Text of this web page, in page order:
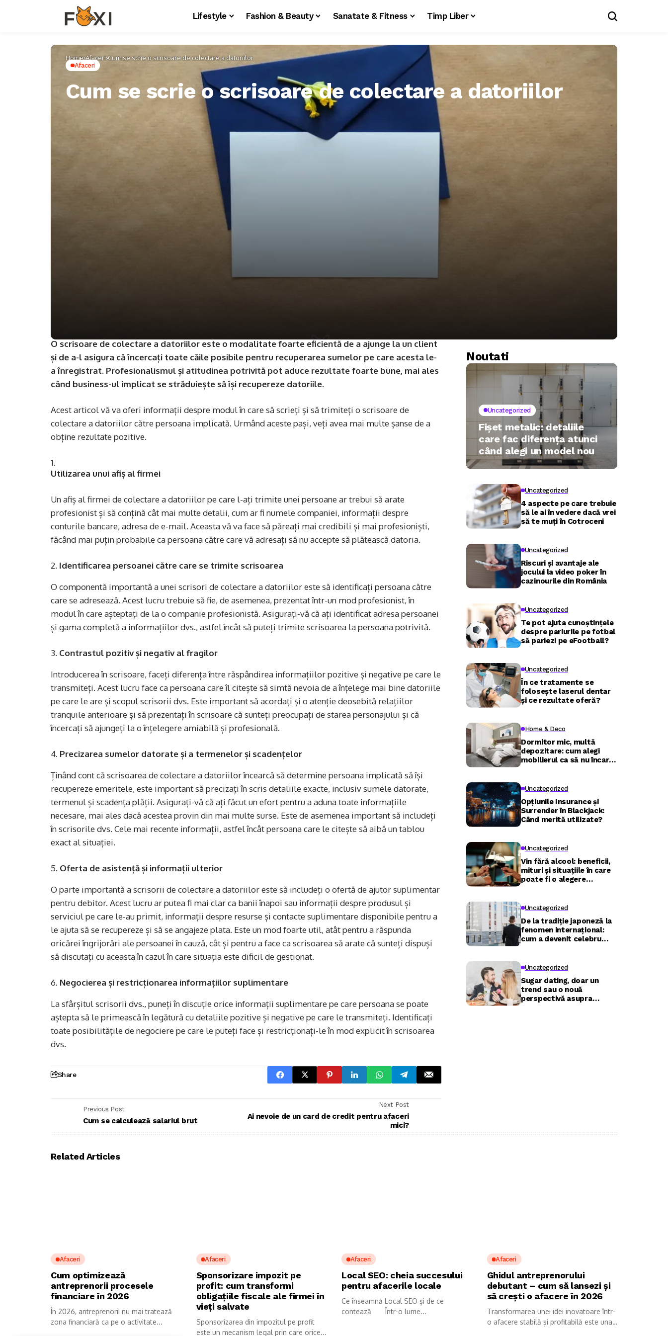
Lifestyle Fashion & Beauty Sanatate & Fitness Timp Liber
Home Afaceri Cum se scrie o scrisoare de colectare a datoriilor
Afaceri
Cum se scrie o scrisoare de colectare a datoriilor
O scrisoare de colectare a datoriilor este o modalitate foarte eficientă de a ajunge la un client
și de a-l asigura că încercați toate căile posibile pentru recuperarea sumelor pe care acesta le-
a înregistrat. Profesionalismul și atitudinea potrivită pot aduce rezultate foarte bune, mai ales
când business-ul implicat se străduiește să își recupereze datoriile.
Acest articol vă va oferi informații despre modul în care să scrieți și să trimiteți o scrisoare de
colectare a datoriilor către persoana implicată. Urmând aceste pași, veți avea mai multe șanse de a
obține rezultate pozitive.
Utilizarea unui afiș al firmei
Un afiș al firmei de colectare a datoriilor pe care l-ați trimite unei persoane ar trebui să arate
profesionist și să conțină cât mai multe detalii, cum ar fi numele companiei, informații despre
conturile bancare, adresa de e-mail. Aceasta vă va face să păreați mai credibili și mai profesioniști,
făcând mai puțin probabile ca persoana către care vă adresați să nu accepte să plătească datoria.
Identificarea persoanei către care se trimite scrisoarea
O componentă importantă a unei scrisori de colectare a datoriilor este să identificați persoana către
care se adresează. Acest lucru trebuie să fie, de asemenea, prezentat într-un mod profesionist, în
modul în care așteptați de la o companie profesionistă. Asigurați-vă că ați identificat adresa persoanei
și gama completă a informațiilor dvs., astfel încât să puteți trimite scrisoarea la persoana potrivită.
Contrastul pozitiv și negativ al fragilor
Introducerea în scrisoare, faceți diferența între răspândirea informațiilor pozitive și negative pe care le
transmiteți. Acest lucru face ca persoana care îl citește să simtă nevoia de a înțelege mai bine datoriile
pe care le are și scopul scrisorii dvs. Este important să acordați și o atenție deosebită relațiilor
tranquile anterioare și să prezentați în scrisoare că sunteți preocupați de starea personajului și că
încercați să ajungeți la o înțelegere amiabilă și profesională.
Precizarea sumelor datorate și a termenelor și scadențelor
Ținând cont că scrisoarea de colectare a datoriilor încearcă să determine persoana implicată să își
recupereze emeritele, este important să precizați în scris detaliile exacte, inclusiv sumele datorate,
termenul și scadența plății. Asigurați-vă că ați făcut un efort pentru a aduna toate informațiile
necesare, mai ales dacă acestea provin din mai multe surse. Este de asemenea important să includeți
în scrisorile dvs. Cele mai recente informații, astfel încât persoana care le citește să aibă un tablou
exact al situației.
Oferta de asistență și informații ulterior
O parte importantă a scrisorii de colectare a datoriilor este să includeți o ofertă de ajutor suplimentar
pentru debitor. Acest lucru ar putea fi mai clar ca banii înapoi sau informații despre produsul și
serviciul pe care le-au primit, informații despre resurse și contacte suplimentare disponibile pentru a
le ajuta să se recupereze și să se angajeze plata. Este un mod foarte util, atât pentru a răspunda
oricărei îngrijorări ale persoanei în cauză, cât și pentru a face ca scrisoarea să arate că sunteți dispuși
să discutați cu aceasta în cazul în care situația este dificil de gestionat.
Negocierea și restricționarea informațiilor suplimentare
La sfârșitul scrisorii dvs., puneți în discuție orice informații suplimentare pe care persoana se poate
aștepta să le primească în legătură cu detaliile pozitive și negative pe care le transmiteți. Identificați
toate posibilitățile de negociere pe care le puteți face și restricționați-le în mod explicit în scrisoarea
dvs.
Share
Previous Post
Cum se calculează salariul brut
Next Post
Ai nevoie de un card de credit pentru afaceri
mici?
Noutati
Uncategorized
Fișet metalic: detaliile
care fac diferența atunci
când alegi un model nou
Uncategorized
4 aspecte pe care trebuie
să le ai în vedere dacă vrei
să te muți în Cotroceni
Uncategorized
Riscuri și avantaje ale
jocului la video poker în
cazinourile din România
Uncategorized
Te pot ajuta cunoștințele
despre pariurile pe fotbal
să pariezi pe eFootball?
Uncategorized
În ce tratamente se
folosește laserul dentar
și ce rezultate oferă?
Home & Deco
Dormitor mic, multă
depozitare: cum alegi
mobilierul ca să nu încarci
Uncategorized
Opțiunile Insurance și
Surrender în Blackjack:
Când merită utilizate?
Uncategorized
Vin fără alcool: beneficii,
mituri și situațiile în care
poate fi o alegere
Uncategorized
De la tradiție japoneză la
fenomen internațional:
cum a devenit celebru
Uncategorized
Sugar dating, doar un
trend sau o nouă
perspectivă asupra
Related Articles
Afaceri
Cum optimizează
antreprenorii procesele
financiare în 2026
În 2026, antreprenorii nu mai tratează
zona financiară ca pe o activitate...
Afaceri
Sponsorizare impozit pe
profit: cum transformi
obligațiile fiscale ale firmei în
vieți salvate
Sponsorizarea din impozitul pe profit
este un mecanism legal prin care orice...
Afaceri
Local SEO: cheia succesului
pentru afacerile locale
Ce înseamnă Local SEO și de ce
contează Într-o lume...
Afaceri
Ghidul antreprenorului
debutant – cum să lansezi și
să crești o afacere în 2026
Transformarea unei idei inovatoare într-
o afacere stabilă și profitabilă este una